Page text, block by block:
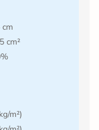
cm²
m²)